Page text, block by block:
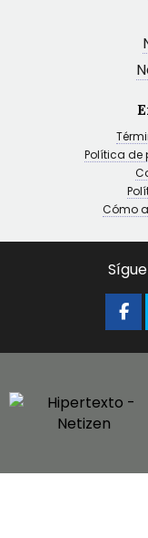
Política de
Cómo